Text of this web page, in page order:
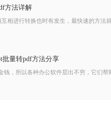
方法详解
进行转换也时有发生，最快速的方法
批量转pdf方法分享
，所以各种办公软件层出不穷，它们帮